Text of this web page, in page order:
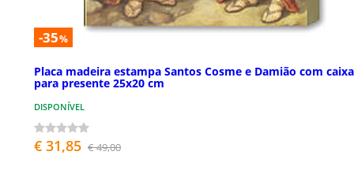
-35%
Placa madeira estampa Santos Cosme e Damião com caixa
para presente 25x20 cm
DISPONÍVEL
€ 31,85 € 49,00